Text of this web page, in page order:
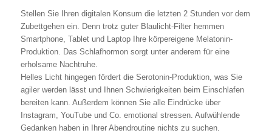
Stellen Sie Ihren digitalen Konsum die letzten 2 Stunden vor dem
Zubettgehen ein. Denn trotz guter Blaulicht-Filter hemmen
Smartphone, Tablet und Laptop Ihre körpereigene Melatonin-
Produktion. Das Schlafhormon sorgt unter anderem für eine
erholsame Nachtruhe.
Helles Licht hingegen fördert die Serotonin-Produktion, was Sie
agiler werden lässt und Ihnen Schwierigkeiten beim Einschlafen
bereiten kann. Außerdem können Sie alle Eindrücke über
Instagram, YouTube und Co. emotional stressen. Aufwühlende
Gedanken haben in Ihrer Abendroutine nichts zu suchen.